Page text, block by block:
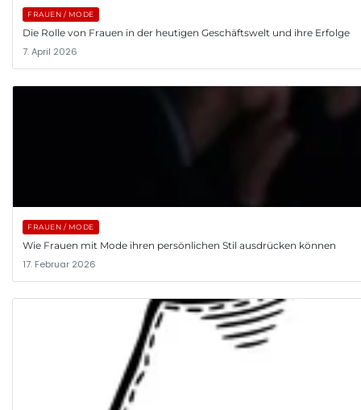
FRAUEN / MODE
Die Rolle von Frauen in der heutigen Geschäftswelt und ihre Erfolge
7. April 2026
FRAUEN / MODE
Wie Frauen mit Mode ihren persönlichen Stil ausdrücken können
17. Februar 2026